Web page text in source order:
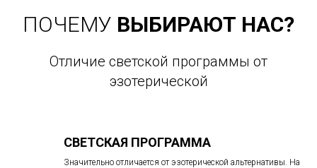
ПОЧЕМУ ВЫБИРАЮТ НАС?
Отличие светской программы от
эзотерической
СВЕТСКАЯ ПРОГРАММА
Значительно отличается от эзотерической альтернативы. На